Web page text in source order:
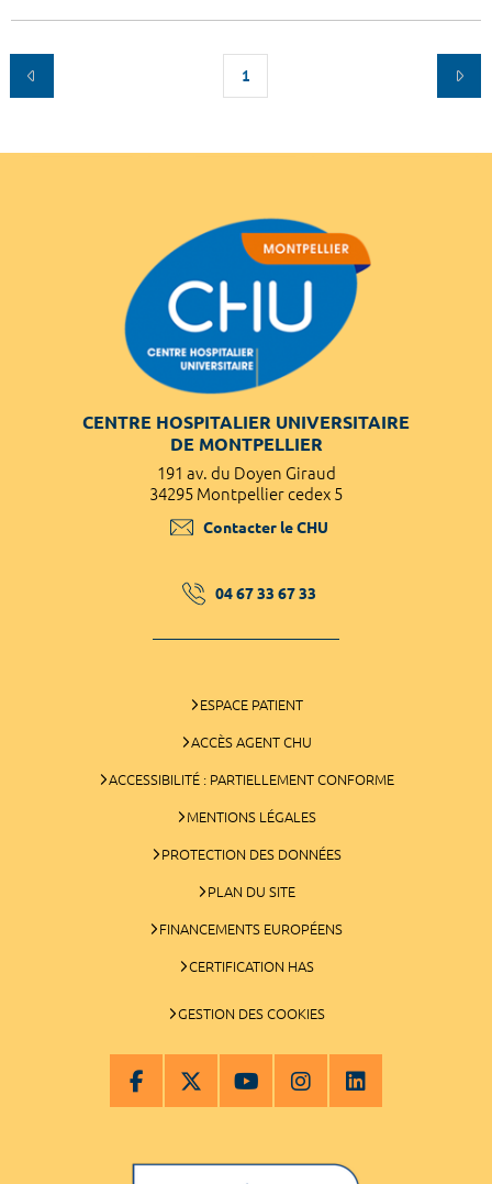
1
CENTRE HOSPITALIER UNIVERSITAIRE
DE MONTPELLIER
191 av. du Doyen Giraud
34295 Montpellier cedex 5
Contacter le CHU
04 67 33 67 33
ESPACE PATIENT
ACCÈS AGENT CHU
ACCESSIBILITÉ : PARTIELLEMENT CONFORME
MENTIONS LÉGALES
PROTECTION DES DONNÉES
PLAN DU SITE
FINANCEMENTS EUROPÉENS
CERTIFICATION HAS
GESTION DES COOKIES